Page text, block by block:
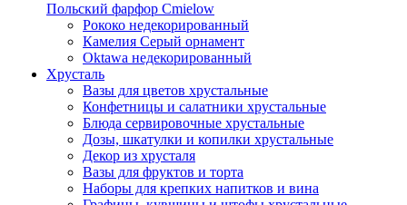
Польский фарфор Сmielow
Рококо недекорированный
Камелия Серый орнамент
Oktawa недекорированный
Хрусталь
Вазы для цветов хрустальные
Конфетницы и салатники хрустальные
Блюда сервировочные хрустальные
Дозы, шкатулки и копилки хрустальные
Декор из хрусталя
Вазы для фруктов и торта
Наборы для крепких напитков и вина